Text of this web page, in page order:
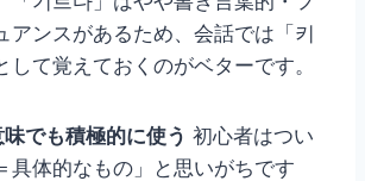
アンスがあるため、会話では「키
して覚えておくのがベターです。
でも積極的に使う 初心者はつい
具体的なもの」と思いがちです